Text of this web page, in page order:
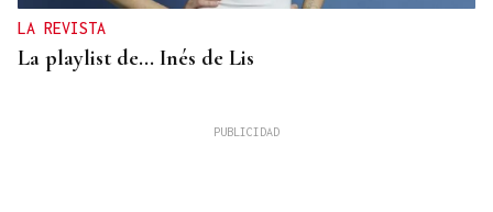
LA REVISTA
La playlist de... Inés de Lis